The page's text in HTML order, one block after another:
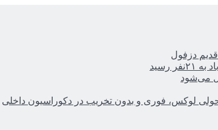
رسید
می‌شود
لوکس، فوری و بدون تخریب در دکوراسیون داخلی